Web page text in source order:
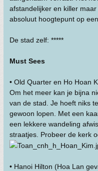
afstandelijker en killer
absoluut hoogtepunt op
De stad zelf: *****
Must Sees
• Old Quarter en Ho Hoan
Om het meer kan je bijna
van de stad. Je hoeft niks
gewoon lopen. Met een
een lekkere wandeling
straatjes. Probeer de kerk
• Hanoi Hilton (Hoa Lan